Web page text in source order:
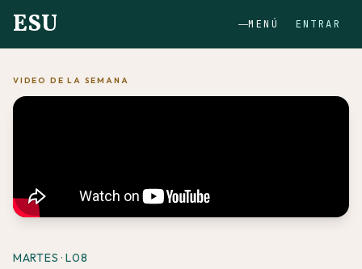
ESU MENÚ ENTRAR
VIDEO DE LA SEMANA
MARTES · L08